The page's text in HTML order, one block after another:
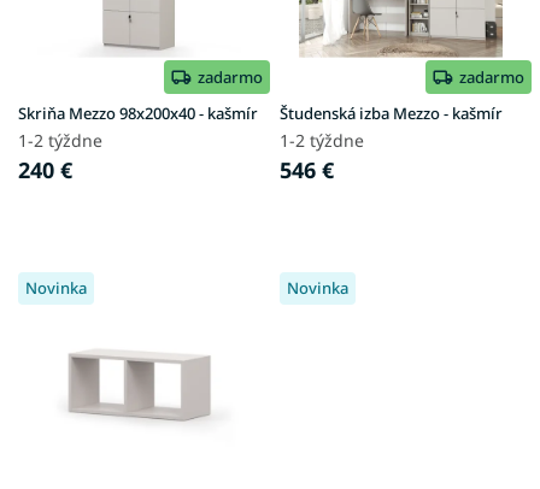
u
k
t
o
zadarmo
Skriňa Mezzo 98x200x40 - kašmír
1-2 týždne
240 €
zadarmo
Študenská izba Mezzo - kašmír
1-2 týždne
546 €
Novinka Novinka